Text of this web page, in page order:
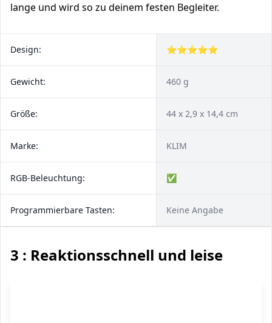
lange und wird so zu deinem festen Begleiter.
Design: ⭐⭐⭐⭐⭐
Gewicht: 460 g
Größe: ‎44 x 2,9 x 14,4 cm
Marke: KLIM
RGB-Beleuchtung: ✅
Programmierbare Tasten: Keine Angabe
3 : Reaktionsschnell und leise